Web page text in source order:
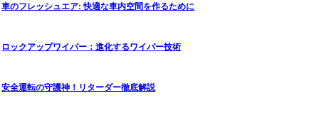
車のフレッシュエア: 快適な車内空間を作るために
ロックアップワイパー：進化するワイパー技術
安全運転の守護神！リターダー徹底解説